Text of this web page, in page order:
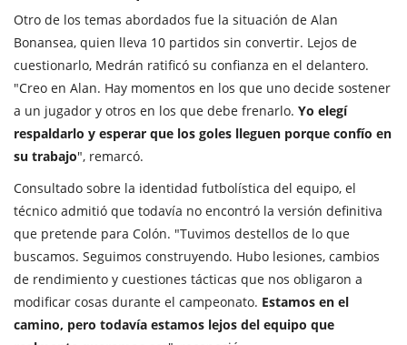
Otro de los temas abordados fue la situación de Alan
Bonansea, quien lleva 10 partidos sin convertir. Lejos de
cuestionarlo, Medrán ratificó su confianza en el delantero.
"Creo en Alan. Hay momentos en los que uno decide sostener
a un jugador y otros en los que debe frenarlo. Yo elegí
respaldarlo y esperar que los goles lleguen porque confío en
su trabajo", remarcó.
Consultado sobre la identidad futbolística del equipo, el
técnico admitió que todavía no encontró la versión definitiva
que pretende para Colón. "Tuvimos destellos de lo que
buscamos. Seguimos construyendo. Hubo lesiones, cambios
de rendimiento y cuestiones tácticas que nos obligaron a
modificar cosas durante el campeonato. Estamos en el
camino, pero todavía estamos lejos del equipo que